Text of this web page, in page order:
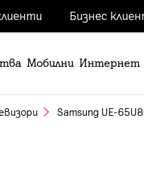
Бизнес
Мобилни Интернет
Samsung UE-